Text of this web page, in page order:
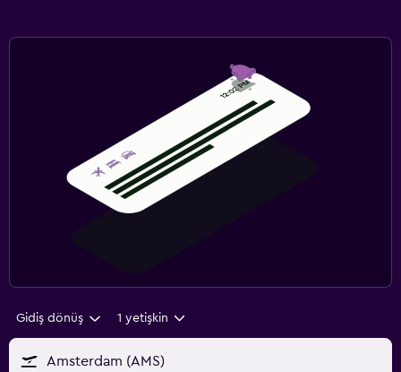
Gidiş dönüş 1 yetişkin
Amsterdam (AMS)